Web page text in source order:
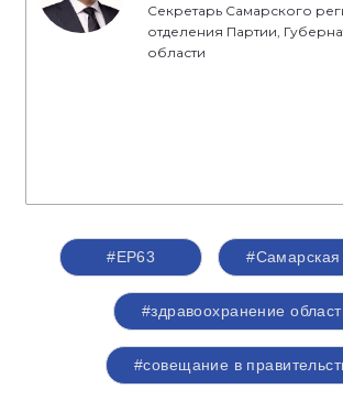
Секретарь Самарского
отделения Партии,
области
#ЕР63 #Самарская
#здравоохранение
#совещание в